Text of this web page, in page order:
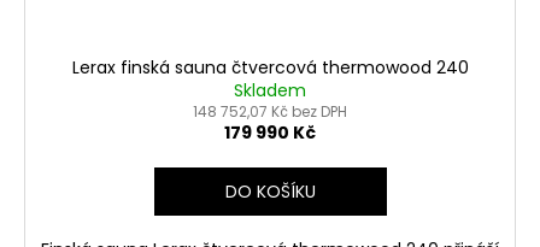
Lerax finská sauna čtvercová thermowood 240
Skladem
148 752,07 Kč bez DPH
179 990 Kč
DO KOŠÍKU